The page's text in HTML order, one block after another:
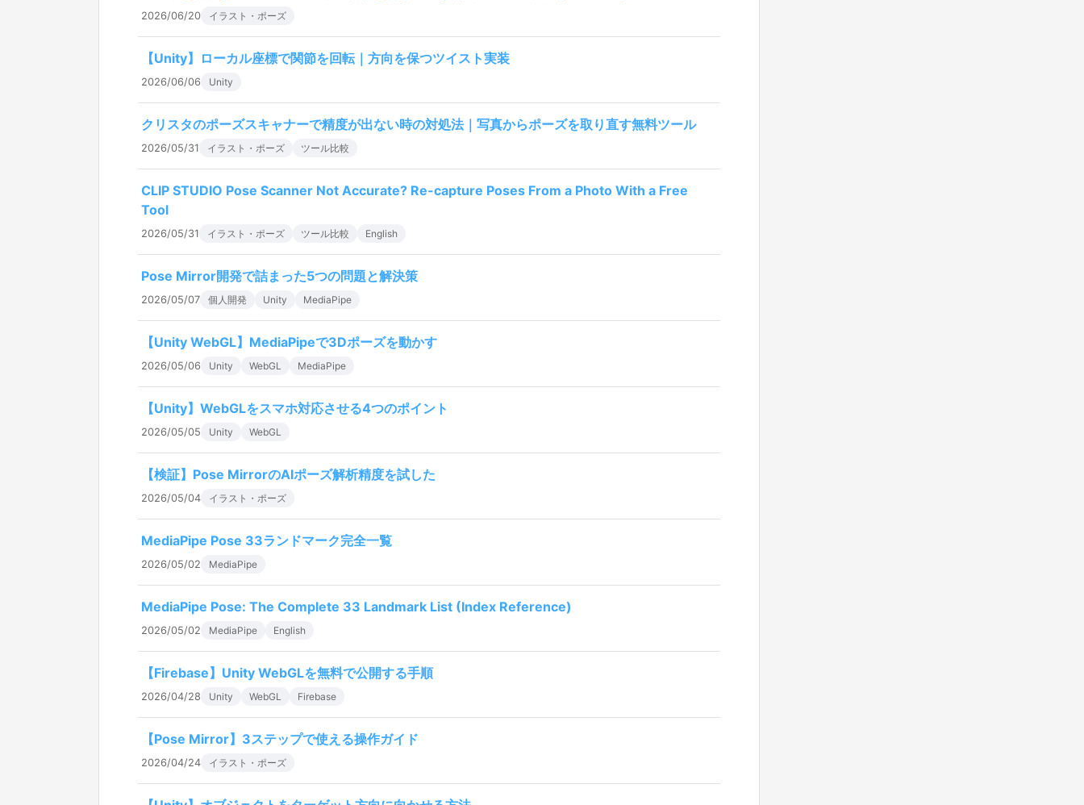
2026/06/20 イラスト・ポーズ
【Unity】ローカル座標で関節を回転｜方向を保つツイスト実装
2026/06/06 Unity
クリスタのポーズスキャナーで精度が出ない時の対処法｜写真からポーズを取り直す無料ツール
2026/05/31 イラスト・ポーズ ツール比較
CLIP STUDIO Pose Scanner Not Accurate? Re-capture Poses From a Photo With a Free
Tool
2026/05/31 イラスト・ポーズ ツール比較 English
Pose Mirror開発で詰まった5つの問題と解決策
2026/05/07 個人開発 Unity MediaPipe
【Unity WebGL】MediaPipeで3Dポーズを動かす
2026/05/06 Unity WebGL MediaPipe
【Unity】WebGLをスマホ対応させる4つのポイント
2026/05/05 Unity WebGL
【検証】Pose MirrorのAIポーズ解析精度を試した
2026/05/04 イラスト・ポーズ
MediaPipe Pose 33ランドマーク完全一覧
2026/05/02 MediaPipe
MediaPipe Pose: The Complete 33 Landmark List (Index Reference)
2026/05/02 MediaPipe English
【Firebase】Unity WebGLを無料で公開する手順
2026/04/28 Unity WebGL Firebase
【Pose Mirror】3ステップで使える操作ガイド
2026/04/24 イラスト・ポーズ